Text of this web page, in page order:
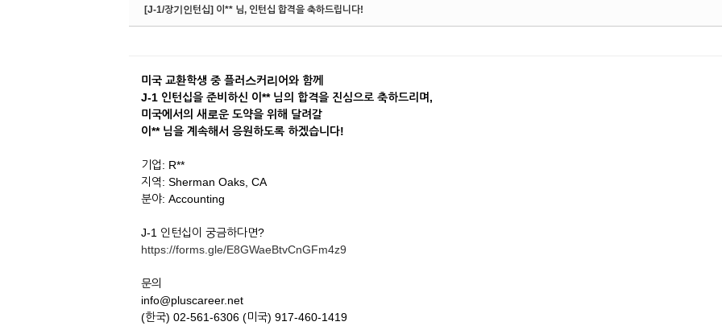
[J-1/장기인턴십] 이** 님, 인턴십 합격을 축하드립니다!
미국 교환학생 중 플러스커리어와 함께
J-1 인턴십을 준비하신 이** 님의 합격을 진심으로 축하드리며,
미국에서의 새로운 도약을 위해 달려갈
이** 님을 계속해서 응원하도록 하겠습니다!
기업: R**
지역: Sherman Oaks, CA
분야: Accounting
J-1 인턴십이 궁금하다면?
https://forms.gle/E8GWaeBtvCnGFm4z9
문의
info@pluscareer.net
(한국) 02-561-6306 (미국) 917-460-1419